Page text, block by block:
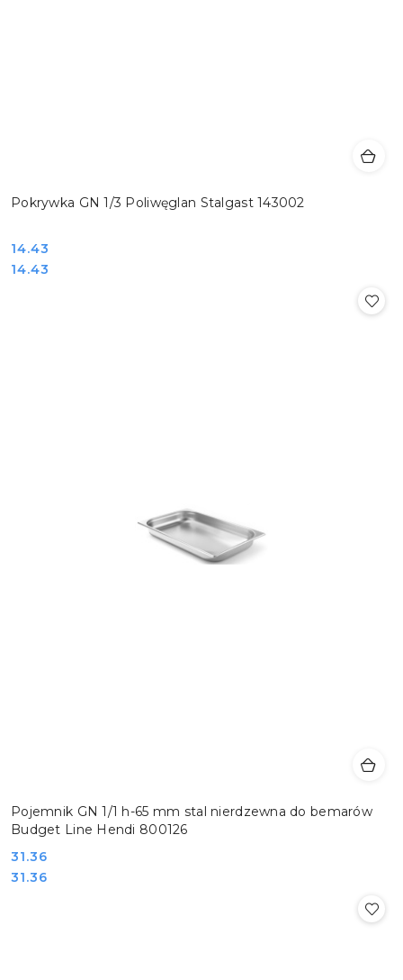
Pokrywka GN 1/3 Poliwęglan Stalgast 143002
Cena:
14.43
Cena:
14.43
Pojemnik GN 1/1 h-65 mm stal nierdzewna do bemarów
Budget Line Hendi 800126
Cena:
31.36
Cena:
31.36